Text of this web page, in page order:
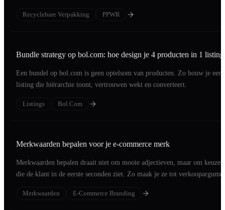
Recyclebare Verpakking
PPWR
Bundle strategy op bol.com: hoe design je 4 producten in 1 listing
Een bundel op bol.com is geen optelsom van producten. Zo bouw je een
listing die hiërarchie toont, vertrouwen wekt en converteert.
Listings Bol.com
Merkwaarden bepalen voor je e-commerce merk
Merkwaarden bepalen draait niet om mooie adjectieven, maar om keuzes
die de klant in de eerste seconden ziet. Zo maak je ze tot
Merkwaarden E-Commerce Branding